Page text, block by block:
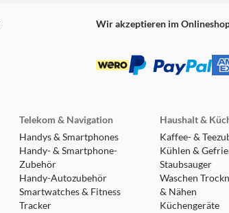
Wir akzeptieren im
Telekom & Navigation
Handys & Smartphones
Handy- & Smartphone-
Zubehör
Handy-Autozubehör
Smartwatches & Fitness
Tracker
Haushalt &
Kaffee- &
Kühlen &
Staubsauger
Waschen
& Nähen
Küchengeräte